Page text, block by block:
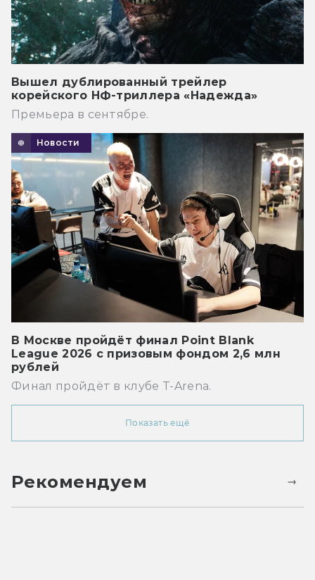
Вышел дублированный трейлер
корейского НФ-триллера «Надежда»
Премьера в сентябре.
Новости
В Москве пройдёт финал Point Blank
League 2026 с призовым фондом 2,6 млн
рублей
Финал пройдёт в клубе T-Arena.
Показать ещё
Рекомендуем